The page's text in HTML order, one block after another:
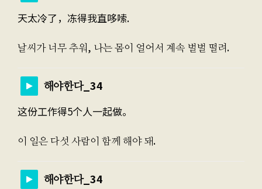
天太冷了，冻得我直哆嗦.
날씨가 너무 추워, 나는 몸이 얼어서 계속 벌벌 떨려.
해야한다_34
这份工作得5个人一起做。
이 일은 다섯 사람이 함께 해야 돼.
해야한다_34